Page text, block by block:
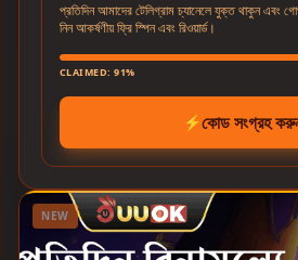
প্রতিদিন আমাদের টেলিগ্রাম চ্যানেলে যুক্ত থাকুন এবং
নিন আকর্ষণীয় ফ্রি স্পিন এবং রিওয়ার্ড।
CLAIMED: 91%
⚡কোড সংগ্রহ
NEW